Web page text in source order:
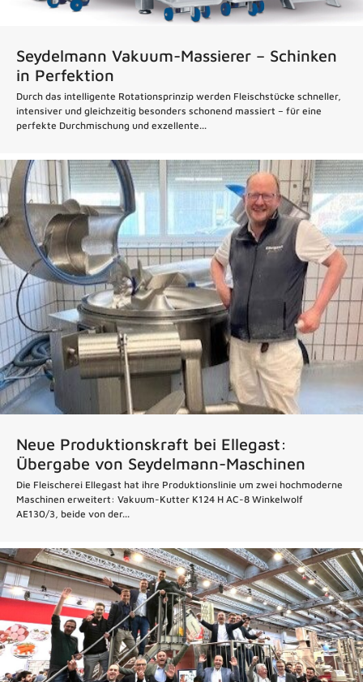
Seydelmann Vakuum-Massierer – Schinken
in Perfektion
Durch das intelligente Rotationsprinzip werden Fleischstücke schneller,
intensiver und gleichzeitig besonders schonend massiert – für eine
perfekte Durchmischung und exzellente...
Neue Produktionskraft bei Ellegast:
Übergabe von Seydelmann-Maschinen
Die Fleischerei Ellegast hat ihre Produktionslinie um zwei hochmoderne
Maschinen erweitert: Vakuum-Kutter K124 H AC-8 Winkelwolf
AE130/3, beide von der...